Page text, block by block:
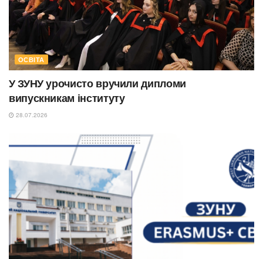
ОСВІТА
У ЗУНУ урочисто вручили дипломи
випускникам інституту
28.07.2026